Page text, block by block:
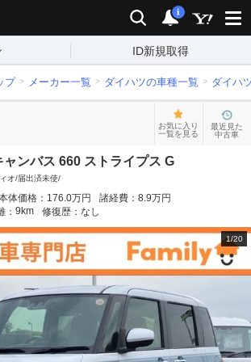
検索 通知
i
ID新規取得
プ メーカー一覧 ダイハツの車種一覧 ダイハ
お気に入り
一覧を見る
最近見た
中古車
ンバス 660 ストライプス G
オ/届出済未使/
体価格： 176.0万円 諸経費： 8.9万円
： 9 km 修復歴： なし
1/20